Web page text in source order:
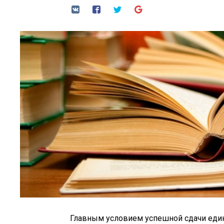
Главным условием успешной сдачи